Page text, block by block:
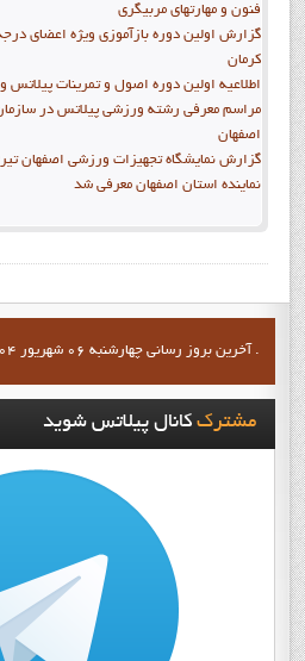
فنون و مهارتهای مربیگری
گزارش اولین دوره بازآموزي ویژه اعضاي
کرمان
اطلاعیه اولین دوره اصول و تمرینات پیلاتس
مراسم معرفی رشته ورزشی پیلاتس در
اصفهان
گزارش نمايشگاه تجهيزات ورزشي اصفهان تير93
نماينده استان اصفهان معرفي شد
آخرين بروز رساني چهارشنبه 06 شهریور 1404 3:40:59 ب ظ .
مشترککانال پيلاتس شويد